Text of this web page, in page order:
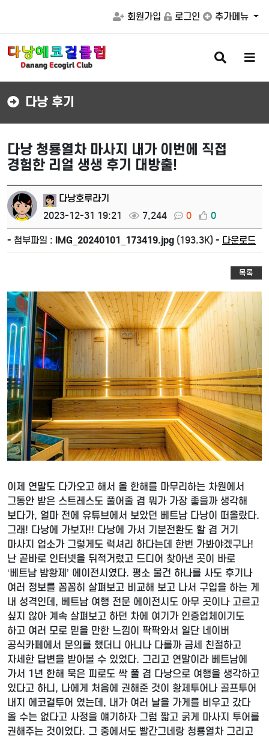
회원가입 로그인 추가메뉴
검
색
버
메
버
다낭 후기
다낭 청룡열차 마사지 내가 이번에 직접
경험한 리얼 생생 후기 대방출!
다낭호루라기
2023-12-31 19:21
7,244 0 0
- 첨부파일 : IMG_20240101_173419.jpg (193.3K) - 다운로드
목록
이제 연말도 다가오고 해서 올 한해를 마무리하는 차원에서
그동안 받은 스트레스도 풀어줄 겸 뭐가 가장 좋을까 생각해
보다가, 얼마 전에 유튜브에서 보았던 베트남 다낭이 떠올랐다.
그래! 다낭에 가보자!! 다낭에 가서 기분전환도 할 겸 거기
마사지 업소가 그렇게도 럭셔리 하다는데 한번 가봐야겠구나!
난 곧바로 인터넷을 뒤적거렸고 드디어 찾아낸 곳이 바로
‘베트남 밤황제’ 에이전시였다. 평소 물건 하나를 사도 후기나
여러 정보를 꼼꼼히 살펴보고 비교해 보고 나서 구입을 하는 게
내 성격인데, 베트남 여행 전문 에이전시도 아무 곳이나 고르고
싶지 않아 계속 살펴보고 하던 차에 여기가 인증업체이기도
하고 여러 모로 믿을 만한 느낌이 팍팍와서 일단 네이버
공식카페에서 문의를 했더니 아니나 다를까 금세 친절하고
자세한 답변을 받아볼 수 있었다. 그리고 연말이라 베트남에
가서 1년 한해 묵은 피로도 싹 풀 겸 다낭으로 여행을 생각하고
있다고 하니, 나에게 처음에 권해준 것이 황제투어나 골프투어
내지 에코걸투어 였는데, 내가 여러 날을 가게를 비우고 갔다
올 수는 없다고 사정을 얘기하자 그럼 짧고 굵게 마사지 투어를
권해주는 것이었다. 그 중에서도 빨간그네랑 청룡열차 그리고